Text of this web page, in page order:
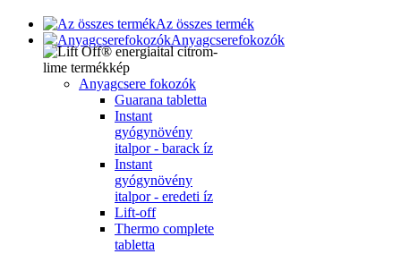
Az összes termék
Anyagcserefokozók
Anyagcsere fokozók
Guarana tabletta
Instant
gyógynövény
italpor - barack íz
Instant
gyógynövény
italpor - eredeti íz
Lift-off
Thermo complete
tabletta